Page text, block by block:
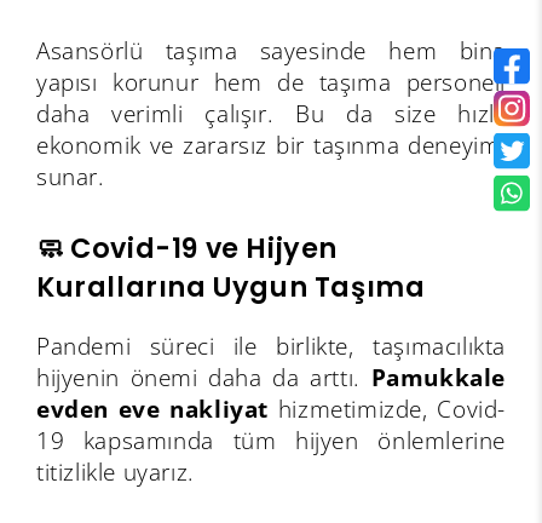
Asansörlü taşıma sayesinde hem bina
yapısı korunur hem de taşıma personeli
daha verimli çalışır. Bu da size hızlı,
ekonomik ve zararsız bir taşınma deneyimi
sunar.
🧼 Covid-19 ve Hijyen
Kurallarına Uygun Taşıma
Pandemi süreci ile birlikte, taşımacılıkta
hijyenin önemi daha da arttı. Pamukkale
evden eve nakliyat hizmetimizde, Covid-
19 kapsamında tüm hijyen önlemlerine
titizlikle uyarız.